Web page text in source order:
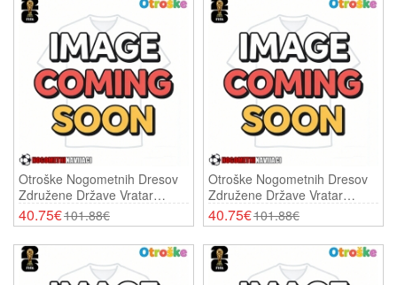
Otroške Nogometnih Dresov
Združene Države Vratar
Domači SP 2026 Kratki
Rokavi (+ Hlače)
40.75€101.88€
Otroške Nogometnih Dresov
Združene Države Vratar
Gostujoči SP 2026 Kratki
Rokavi (+ Hlače)
40.75€101.88€